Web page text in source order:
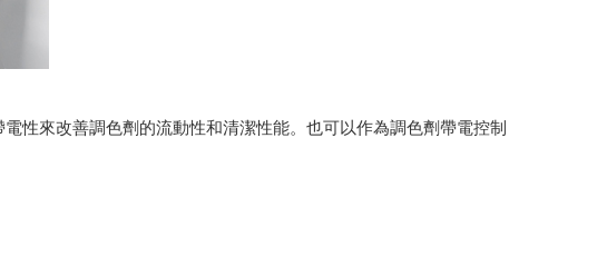
性來改善調色劑的流動性和清潔性能。也可以作為調色劑帶電控制